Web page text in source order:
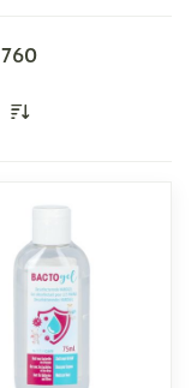
760